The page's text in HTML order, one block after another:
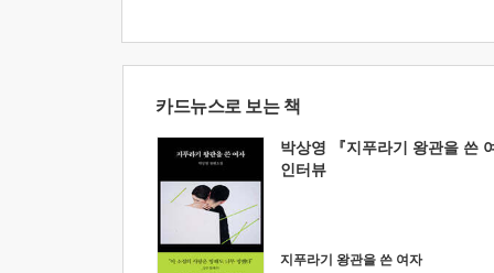
카드뉴스로 보는 책
박상영 『지푸라기 왕관을 쓴
인터뷰
지푸라기 왕관을 쓴 여자